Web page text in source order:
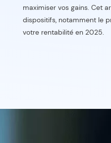
maximiser vos gains. Cet
dispositifs, notamment le
votre rentabilité en 2025.